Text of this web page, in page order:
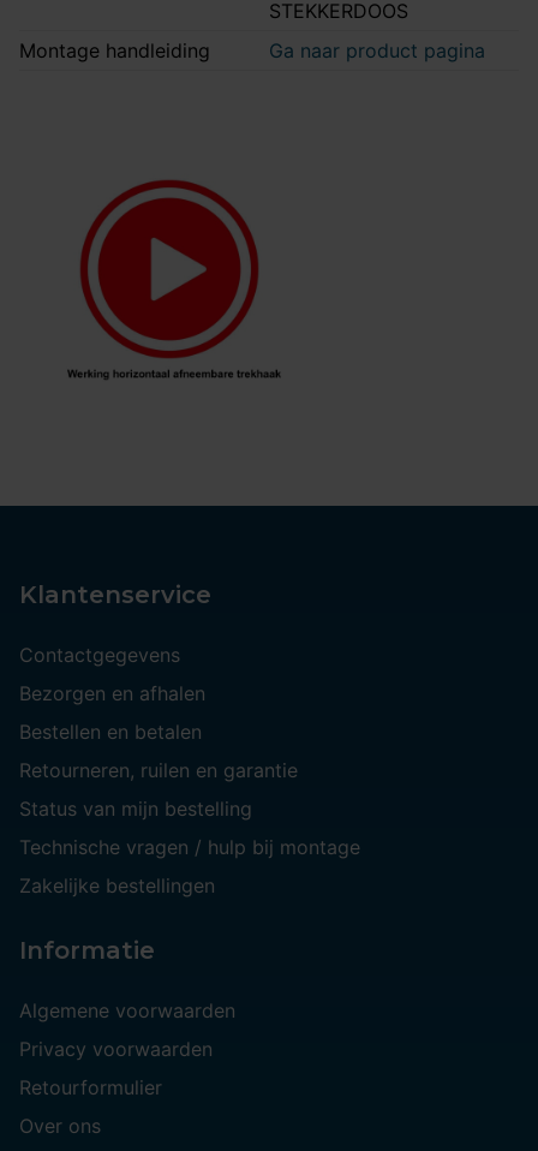
STEKKERDOOS
Montage handleiding
Ga naar product pagina
Klantenservice
Contactgegevens
Bezorgen en afhalen
Bestellen en betalen
Retourneren, ruilen en garantie
Status van mijn bestelling
Technische vragen / hulp bij montage
Zakelijke bestellingen
Informatie
Algemene voorwaarden
Privacy voorwaarden
Retourformulier
Over ons